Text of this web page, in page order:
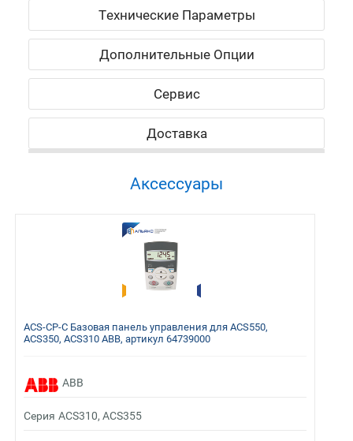
Технические Параметры
Дополнительные Опции
Сервис
Доставка
Аксессуары
ACS-CP-C Базовая панель управления для ACS550,
ACS350, ACS310 ABB, артикул 64739000
ABB
Серия ACS310, ACS355